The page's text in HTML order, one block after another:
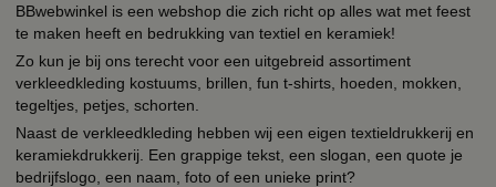
BBwebwinkel is een webshop die zich richt op alles wat met feest
te maken heeft en bedrukking van textiel en keramiek!
Zo kun je bij ons terecht voor een uitgebreid assortiment
verkleedkleding kostuums, brillen, fun t-shirts, hoeden, mokken,
tegeltjes, petjes, schorten.
Naast de verkleedkleding hebben wij een eigen textieldrukkerij en
keramiekdrukkerij. Een grappige tekst, een slogan, een quote je
bedrijfslogo, een naam, foto of een unieke print?